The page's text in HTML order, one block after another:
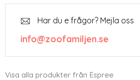
Har du e frågor? Mejla oss
info@zoofamiljen.se
Visa alla produkter från Espree